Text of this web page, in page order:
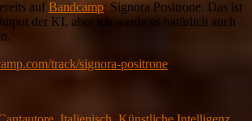
auf Bandcamp: Signora Positrone. Das ist
der KI, aber ich werde es natürlich auch
track/signora-positrone